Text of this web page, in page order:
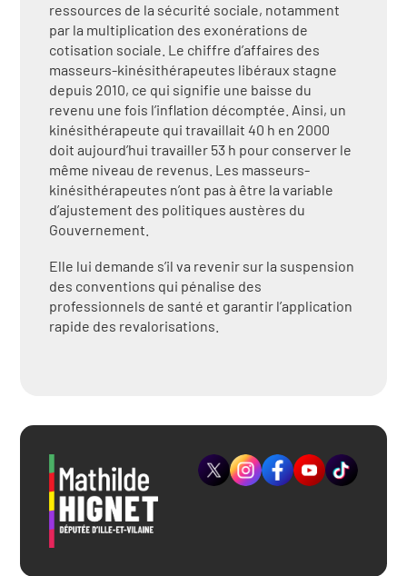
ressources de la sécurité sociale, notamment
par la multiplication des exonérations de
cotisation sociale. Le chiffre d’affaires des
masseurs-kinésithérapeutes libéraux stagne
depuis 2010, ce qui signifie une baisse du
revenu une fois l’inflation décomptée. Ainsi, un
kinésithérapeute qui travaillait 40 h en 2000
doit aujourd’hui travailler 53 h pour conserver le
même niveau de revenus. Les masseurs-
kinésithérapeutes n’ont pas à être la variable
d’ajustement des politiques austères du
Gouvernement.
Elle lui demande s’il va revenir sur la suspension
des conventions qui pénalise des
professionnels de santé et garantir l’application
rapide des revalorisations.